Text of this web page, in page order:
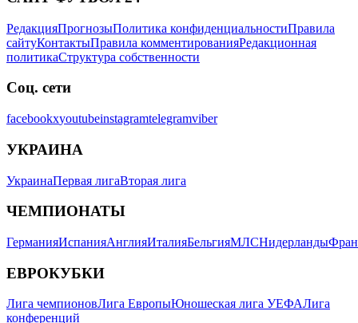
РедакцияПрогнозыПолитика конфиденциальностиПравила
сайтуКонтактыПравила комментированияРедакционная
политикаСтруктура собственности
Соц. сети
facebookxyoutubeinstagramtelegramviber
УКРАИНА
УкраинаПервая лигаВторая лига
ЧЕМПИОНАТЫ
ГерманияИспанияАнглияИталияБельгияМЛСНидерланды
ЕВРОКУБКИ
Лига чемпионовЛига ЕвропыЮношеская лига УЕФАЛига
конференций